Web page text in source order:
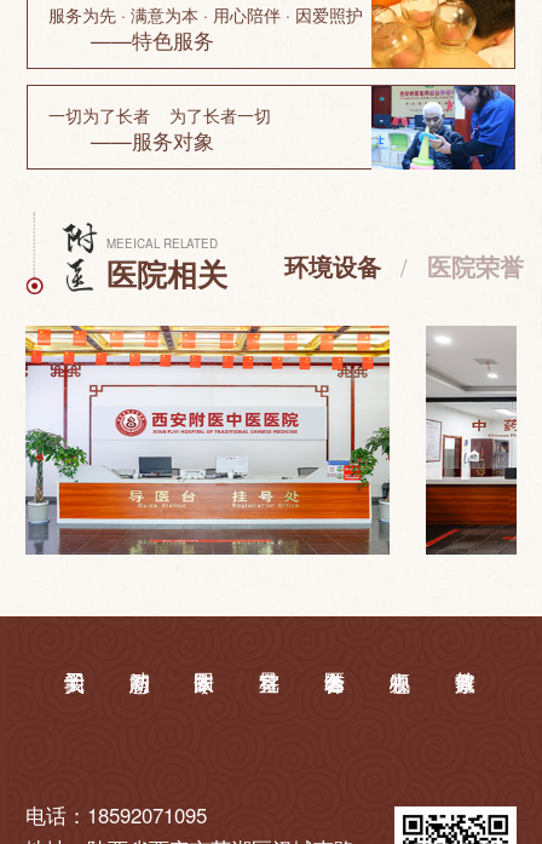
服务为先 · 满意为本 · 用心陪伴 · 因爱照护
——特色服务
一切为了长者 为了长者一切
——服务对象
MEEICAL RELATED
医院相关 环境设备 / 医院荣誉
电话：18592071095